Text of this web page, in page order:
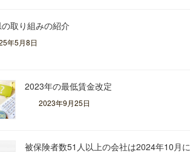
取り組みの紹介
年5月8日
2023年の最低賃金改定
2023年9月25日
被保険者数51人以上の会社は2024年10月に